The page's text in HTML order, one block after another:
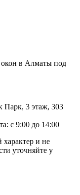
окон в Алматы под
Парк, 3 этаж, 303
с 9:00 до 14:00
и не
уточняйте у